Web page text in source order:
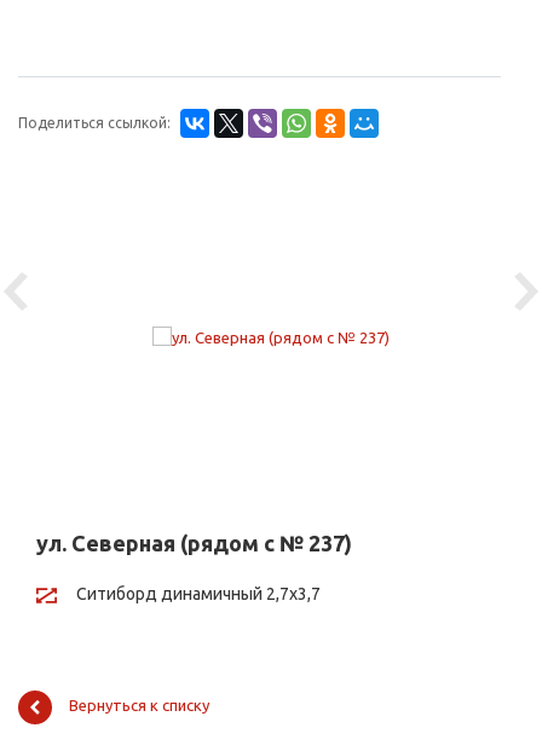
Поделиться ссылкой:
Previous
ул. Северная (рядом с № 237)
Ситиборд динамичный 2,7х3,7
Вернуться к списку